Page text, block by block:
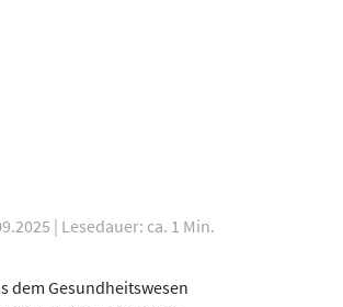
| Lesedauer: ca. 1 Min.
dem Gesundheitswesen